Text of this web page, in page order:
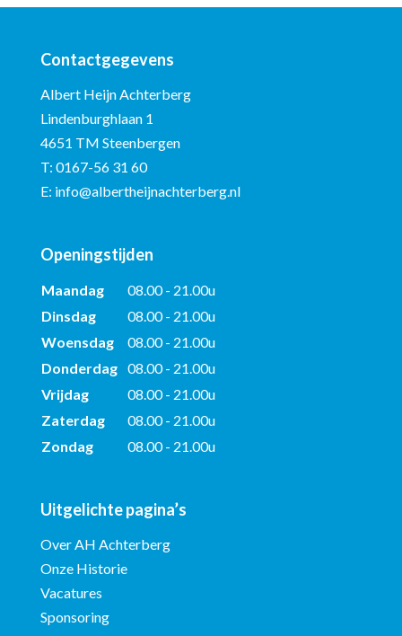
Contactgegevens
Albert Heijn Achterberg
Lindenburghlaan 1
4651 TM Steenbergen
T: 0167-56 31 60
E: info@albertheijnachterberg.nl
Openingstijden
Maandag
08.00 - 21.00u
Dinsdag
08.00 - 21.00u
Woensdag
08.00 - 21.00u
Donderdag 08.00 - 21.00u
Vrijdag
08.00 - 21.00u
Zaterdag
08.00 - 21.00u
Zondag
08.00 - 21.00u
Uitgelichte pagina’s
Over AH Achterberg
Onze Historie
Vacatures
Sponsoring